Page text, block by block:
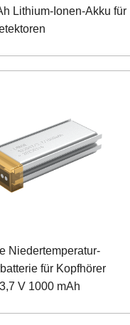
Lithium-Ionen-Akku für
Niedertemperatur-
für Kopfhörer
V 1000 mAh